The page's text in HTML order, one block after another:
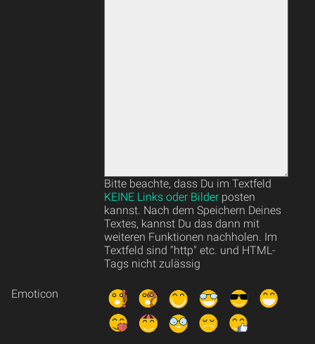
Bitte beachte, dass Du im Textfeld
KEINE Links oder Bilderposten
kannst. Nach dem Speichern Deines
Textes, kannst Du das dann mit
weiteren Funktionen nachholen. Im
Textfeld sind "http" etc. und HTML-
Tags nicht zulässig
Emoticon